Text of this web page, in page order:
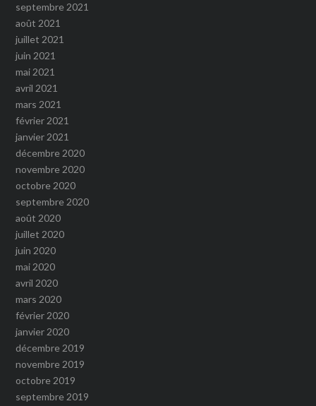
septembre 2021
août 2021
juillet 2021
juin 2021
mai 2021
avril 2021
mars 2021
février 2021
janvier 2021
décembre 2020
novembre 2020
octobre 2020
septembre 2020
août 2020
juillet 2020
juin 2020
mai 2020
avril 2020
mars 2020
février 2020
janvier 2020
décembre 2019
novembre 2019
octobre 2019
septembre 2019